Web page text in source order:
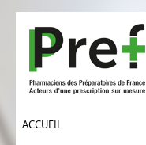
ACCUEIL